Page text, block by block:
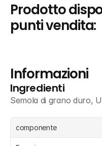
Prodotto
punti vendita:
Informazioni
Ingredienti
Semola di grano duro,
componente